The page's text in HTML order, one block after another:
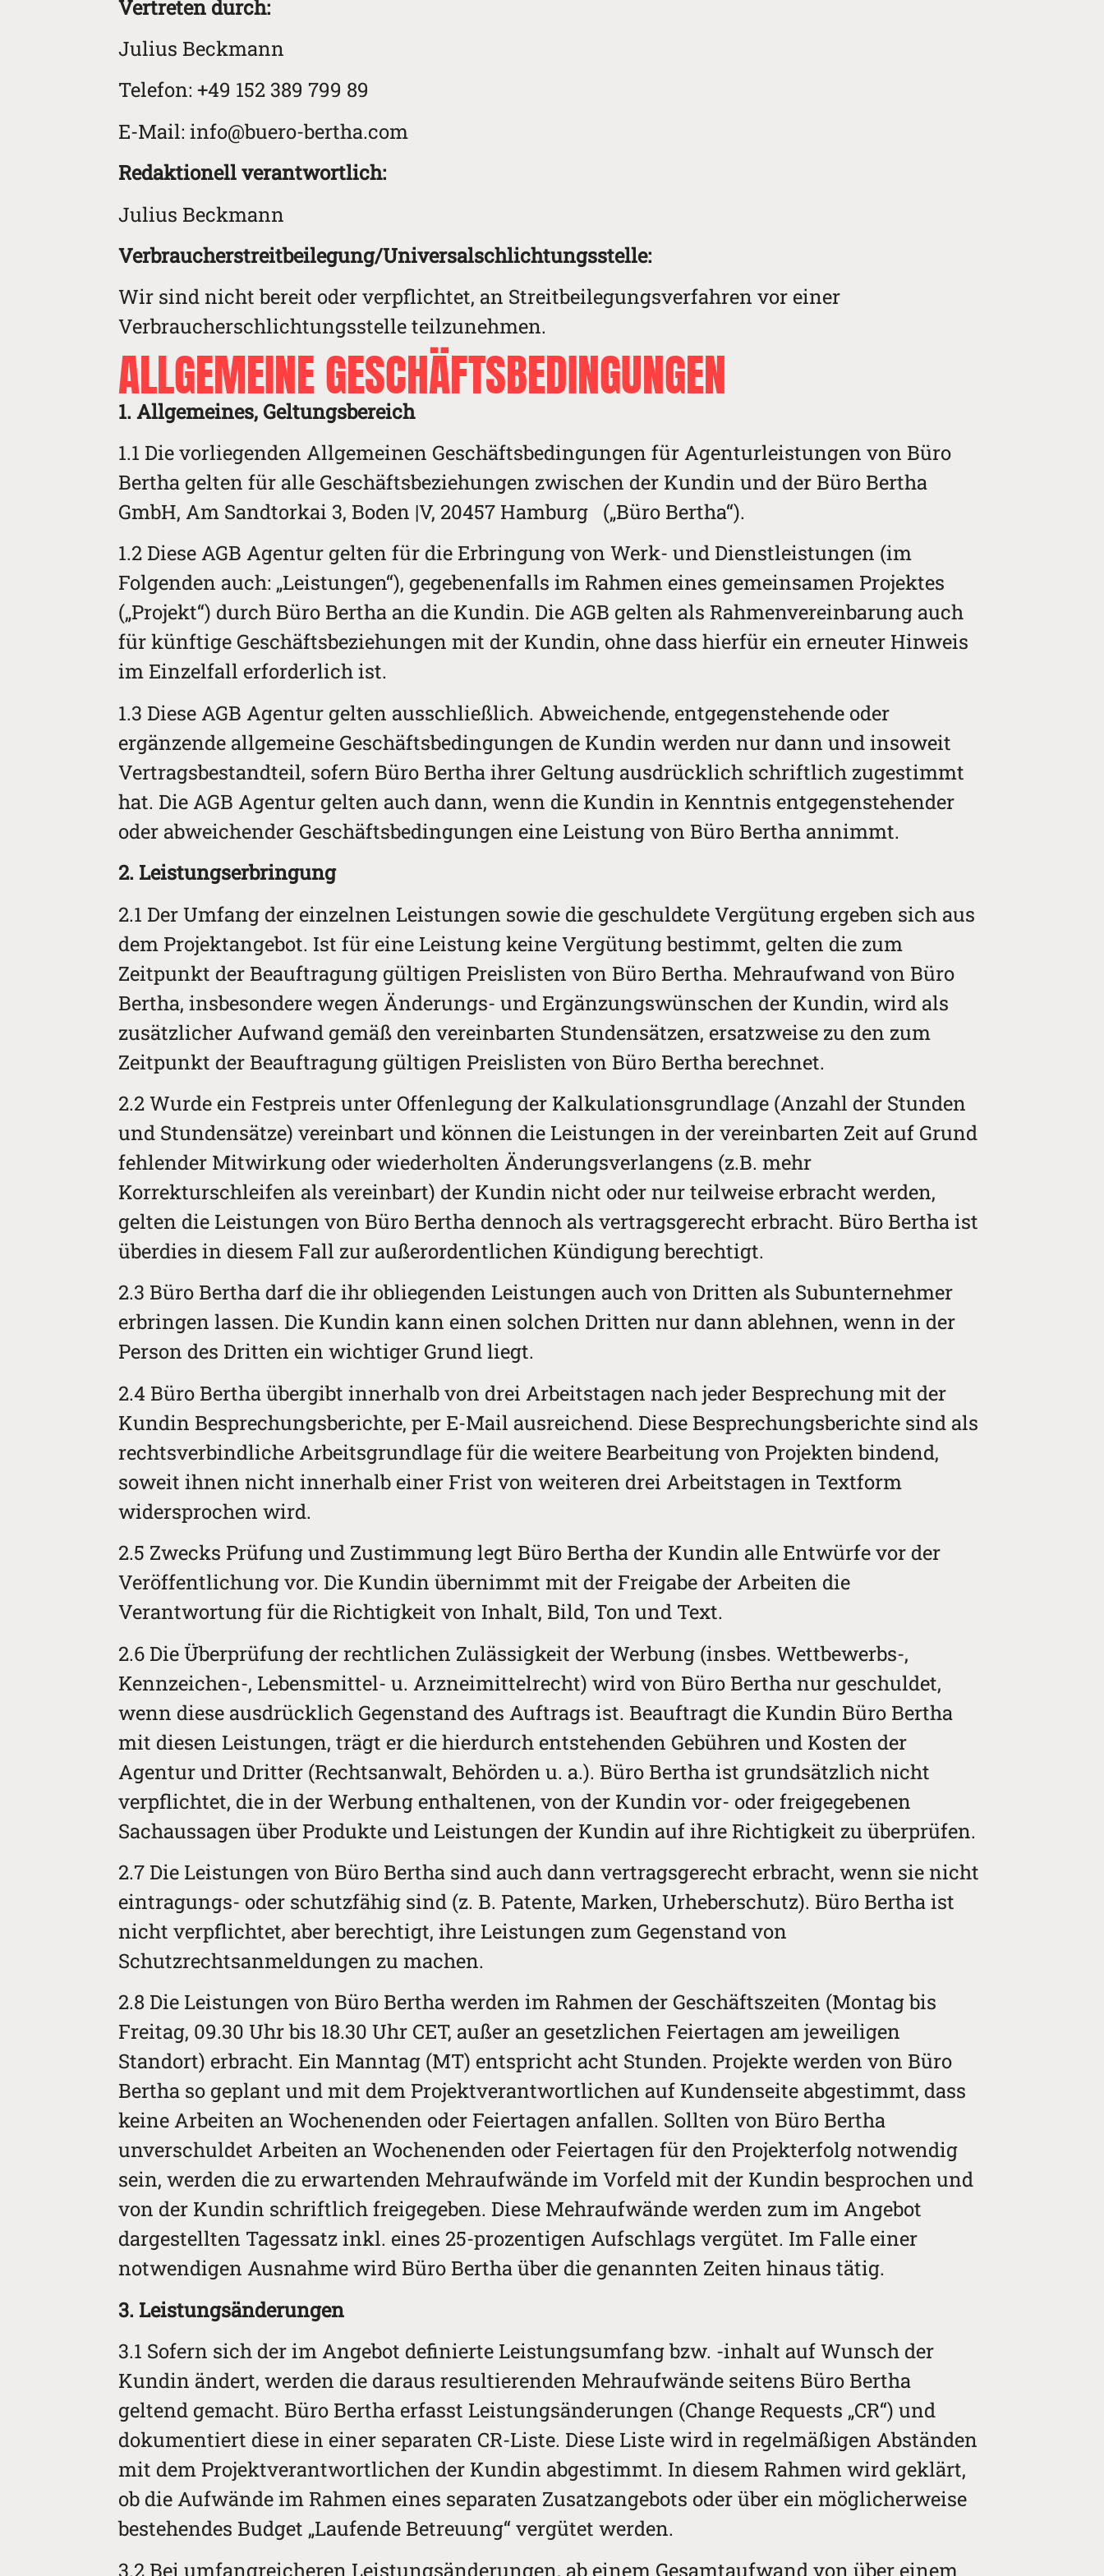
Vertreten durch:
Julius Beckmann
Telefon: +49 152 389 799 89
E-Mail: info@buero-bertha.com
Redaktionell verantwortlich:
Julius Beckmann
Verbraucher­streit­beilegung/Universal­schlichtungs­stelle:
Wir sind nicht bereit oder verpflichtet, an Streitbeilegungsverfahren vor einer
Verbraucherschlichtungsstelle teilzunehmen.
ALLGEMEINE GESCHÄFTSBEDINGUNGEN
1. Allgemeines, Geltungsbereich
1.1 Die vorliegenden Allgemeinen Geschäftsbedingungen für Agenturleistungen von Büro
Bertha gelten für alle Geschäftsbeziehungen zwischen der Kundin und der Büro Bertha
GmbH, Am Sandtorkai 3, Boden |V, 20457 Hamburg („Büro Bertha“).
1.2 Diese AGB Agentur gelten für die Erbringung von Werk- und Dienstleistungen (im
Folgenden auch: „Leistungen“), gegebenenfalls im Rahmen eines gemeinsamen Projektes
(„Projekt“) durch Büro Bertha an die Kundin. Die AGB gelten als Rahmenvereinbarung auch
für künftige Geschäftsbeziehungen mit der Kundin, ohne dass hierfür ein erneuter Hinweis
im Einzelfall erforderlich ist.
1.3 Diese AGB Agentur gelten ausschließlich. Abweichende, entgegenstehende oder
ergänzende allgemeine Geschäftsbedingungen de Kundin werden nur dann und insoweit
Vertragsbestandteil, sofern Büro Bertha ihrer Geltung ausdrücklich schriftlich zugestimmt
hat. Die AGB Agentur gelten auch dann, wenn die Kundin in Kenntnis entgegenstehender
oder abweichender Geschäftsbedingungen eine Leistung von Büro Bertha annimmt.
2. Leistungserbringung
2.1 Der Umfang der einzelnen Leistungen sowie die geschuldete Vergütung ergeben sich aus
dem Projektangebot. Ist für eine Leistung keine Vergütung bestimmt, gelten die zum
Zeitpunkt der Beauftragung gültigen Preislisten von Büro Bertha. Mehraufwand von Büro
Bertha, insbesondere wegen Änderungs- und Ergänzungswünschen der Kundin, wird als
zusätzlicher Aufwand gemäß den vereinbarten Stundensätzen, ersatzweise zu den zum
Zeitpunkt der Beauftragung gültigen Preislisten von Büro Bertha berechnet.
2.2 Wurde ein Festpreis unter Offenlegung der Kalkulationsgrundlage (Anzahl der Stunden
und Stundensätze) vereinbart und können die Leistungen in der vereinbarten Zeit auf Grund
fehlender Mitwirkung oder wiederholten Änderungsverlangens (z.B. mehr
Korrekturschleifen als vereinbart) der Kundin nicht oder nur teilweise erbracht werden,
gelten die Leistungen von Büro Bertha dennoch als vertragsgerecht erbracht. Büro Bertha ist
überdies in diesem Fall zur außerordentlichen Kündigung berechtigt.
2.3 Büro Bertha darf die ihr obliegenden Leistungen auch von Dritten als Subunternehmer
erbringen lassen. Die Kundin kann einen solchen Dritten nur dann ablehnen, wenn in der
Person des Dritten ein wichtiger Grund liegt.
2.4 Büro Bertha übergibt innerhalb von drei Arbeitstagen nach jeder Besprechung mit der
Kundin Besprechungsberichte, per E-Mail ausreichend. Diese Besprechungsberichte sind als
rechtsverbindliche Arbeitsgrundlage für die weitere Bearbeitung von Projekten bindend,
soweit ihnen nicht innerhalb einer Frist von weiteren drei Arbeitstagen in Textform
widersprochen wird.
2.5 Zwecks Prüfung und Zustimmung legt Büro Bertha der Kundin alle Entwürfe vor der
Veröffentlichung vor. Die Kundin übernimmt mit der Freigabe der Arbeiten die
Verantwortung für die Richtigkeit von Inhalt, Bild, Ton und Text.
2.6 Die Überprüfung der rechtlichen Zulässigkeit der Werbung (insbes. Wettbewerbs-,
Kennzeichen-, Lebensmittel- u. Arzneimittelrecht) wird von Büro Bertha nur geschuldet,
wenn diese ausdrücklich Gegenstand des Auftrags ist. Beauftragt die Kundin Büro Bertha
mit diesen Leistungen, trägt er die hierdurch entstehenden Gebühren und Kosten der
Agentur und Dritter (Rechtsanwalt, Behörden u. a.). Büro Bertha ist grundsätzlich nicht
verpflichtet, die in der Werbung enthaltenen, von der Kundin vor- oder freigegebenen
Sachaussagen über Produkte und Leistungen der Kundin auf ihre Richtigkeit zu überprüfen.
2.7 Die Leistungen von Büro Bertha sind auch dann vertragsgerecht erbracht, wenn sie nicht
eintragungs- oder schutzfähig sind (z. B. Patente, Marken, Urheberschutz). Büro Bertha ist
nicht verpflichtet, aber berechtigt, ihre Leistungen zum Gegenstand von
Schutzrechtsanmeldungen zu machen.
2.8 Die Leistungen von Büro Bertha werden im Rahmen der Geschäftszeiten (Montag bis
Freitag, 09.30 Uhr bis 18.30 Uhr CET, außer an gesetzlichen Feiertagen am jeweiligen
Standort) erbracht. Ein Manntag (MT) entspricht acht Stunden. Projekte werden von Büro
Bertha so geplant und mit dem Projektverantwortlichen auf Kundenseite abgestimmt, dass
keine Arbeiten an Wochenenden oder Feiertagen anfallen. Sollten von Büro Bertha
unverschuldet Arbeiten an Wochenenden oder Feiertagen für den Projekterfolg notwendig
sein, werden die zu erwartenden Mehraufwände im Vorfeld mit der Kundin besprochen und
von der Kundin schriftlich freigegeben. Diese Mehraufwände werden zum im Angebot
dargestellten Tagessatz inkl. eines 25-prozentigen Aufschlags vergütet. Im Falle einer
notwendigen Ausnahme wird Büro Bertha über die genannten Zeiten hinaus tätig.
3. Leistungsänderungen
3.1 Sofern sich der im Angebot definierte Leistungsumfang bzw. -inhalt auf Wunsch der
Kundin ändert, werden die daraus resultierenden Mehraufwände seitens Büro Bertha
geltend gemacht. Büro Bertha erfasst Leistungsänderungen (Change Requests „CR“) und
dokumentiert diese in einer separaten CR-Liste. Diese Liste wird in regelmäßigen Abständen
mit dem Projektverantwortlichen der Kundin abgestimmt. In diesem Rahmen wird geklärt,
ob die Aufwände im Rahmen eines separaten Zusatzangebots oder über ein möglicherweise
bestehendes Budget „Laufende Betreuung“ vergütet werden.
3.2 Bei umfangreicheren Leistungsänderungen, ab einem Gesamtaufwand von über einem